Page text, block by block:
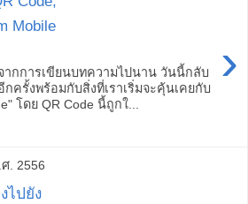
Mobile
›
ากการเขียนบทความไปนาน วันนี้กลับ
กครั้งพร้อมกับสิ่งที่เราเริ่มจะคุ้นเคยกับ
โดย QR Code นี้ถูกใ...
. 2556
ไปยัง